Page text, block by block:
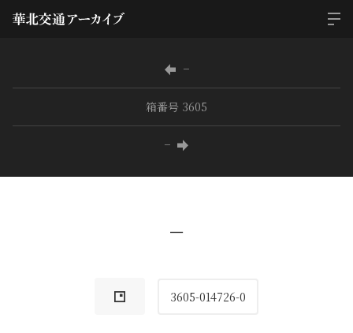
−
箱番号 3605
−
−
3605-014726-0